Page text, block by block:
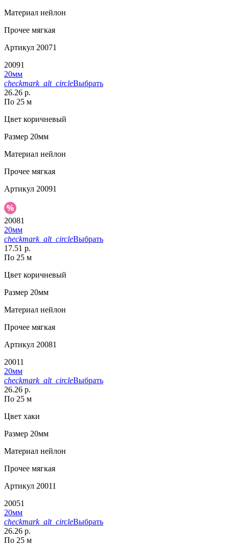
Материал нейлон
Прочее мягкая
Артикул 20071
20091
20мм
checkmark_alt_circleВыбрать
26.26 р.
По 25 м
Цвет коричневый
Размер 20мм
Материал нейлон
Прочее мягкая
Артикул 20091
20081
20мм
checkmark_alt_circleВыбрать
17.51 р.
По 25 м
Цвет коричневый
Размер 20мм
Материал нейлон
Прочее мягкая
Артикул 20081
20011
20мм
checkmark_alt_circleВыбрать
26.26 р.
По 25 м
Цвет хаки
Размер 20мм
Материал нейлон
Прочее мягкая
Артикул 20011
20051
20мм
checkmark_alt_circleВыбрать
26.26 р.
По 25 м